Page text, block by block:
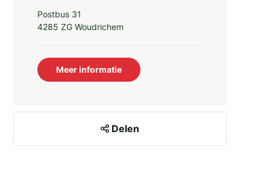
Postbus 31
4285 ZG Woudrichem
Meer informatie
Delen